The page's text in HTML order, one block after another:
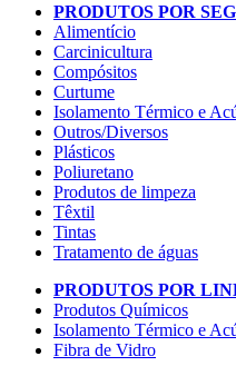
PRODUTOS POR
Alimentício
Carcinicultura
Compósitos
Curtume
Isolamento Térmico e
Outros/Diversos
Plásticos
Poliuretano
Produtos de limpeza
Têxtil
Tintas
Tratamento de águas
PRODUTOS POR
Produtos Químicos
Isolamento Térmico e
Fibra de Vidro